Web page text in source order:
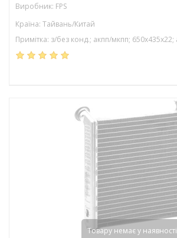
Виробник: FPS
Країна: Тайвань/Китай
Товару немає у наявності